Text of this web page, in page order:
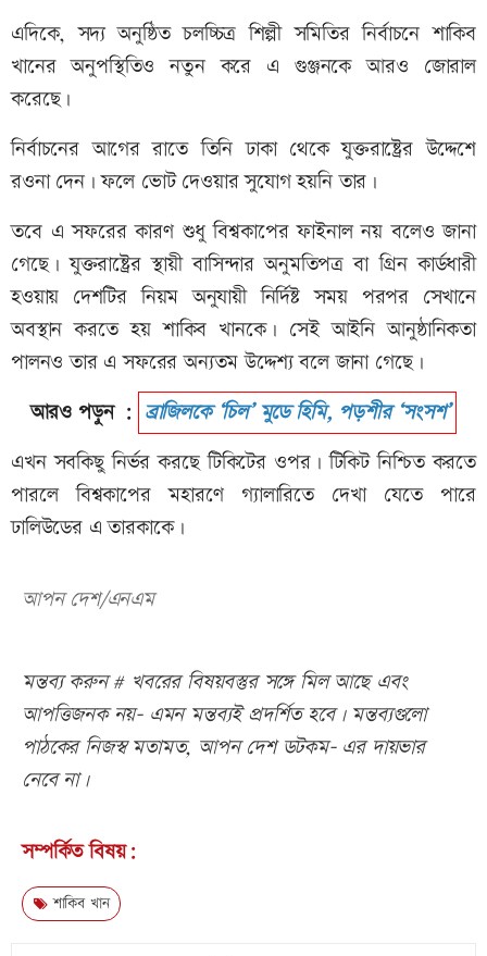
এদিকে, সদ্য অনুষ্ঠিত চলচ্চিত্র শিল্পী সমিতির নির্বাচনে শাকিব
খানের অনুপস্থিতিও নতুন করে এ গুঞ্জনকে আরও জোরাল
করেছে।
নির্বাচনের আগের রাতে তিনি ঢাকা থেকে যুক্তরাষ্ট্রের উদ্দেশে
রওনা দেন। ফলে ভোট দেওয়ার সুযোগ হয়নি তার।
তবে এ সফরের কারণ শুধু বিশ্বকাপের ফাইনাল নয় বলেও জানা
গেছে। যুক্তরাষ্ট্রের স্থায়ী বাসিন্দার অনুমতিপত্র বা গ্রিন কার্ডধারী
হওয়ায় দেশটির নিয়ম অনুযায়ী নির্দিষ্ট সময় পরপর সেখানে
অবস্থান করতে হয় শাকিব খানকে। সেই আইনি আনুষ্ঠানিকতা
পালনও তার এ সফরের অন্যতম উদ্দেশ্য বলে জানা গেছে।
আরও পড়ুন : ব্রাজিলকে ‘চিল’ মুডে হিমি, পড়শীর ‘সংসশ’
এখন সবকিছু নির্ভর করছে টিকিটের ওপর। টিকিট নিশ্চিত করতে
পারলে বিশ্বকাপের মহারণে গ্যালারিতে দেখা যেতে পারে
ঢালিউডের এ তারকাকে।
আপন দেশ/এনএম
মন্তব্য করুন # খবরের বিষয়বস্তুর সঙ্গে মিল আছে এবং
আপত্তিজনক নয়- এমন মন্তব্যই প্রদর্শিত হবে। মন্তব্যগুলো
পাঠকের নিজস্ব মতামত, আপন দেশ ডটকম- এর দায়ভার
নেবে না।
সম্পর্কিত বিষয়:
শাকিব খান